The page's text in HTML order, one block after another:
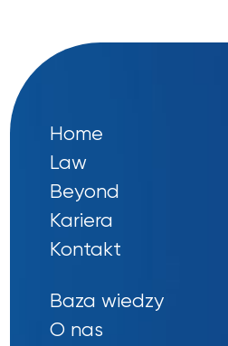
Home
Law
Beyond
Kariera
Kontakt
Baza wiedzy
O nas